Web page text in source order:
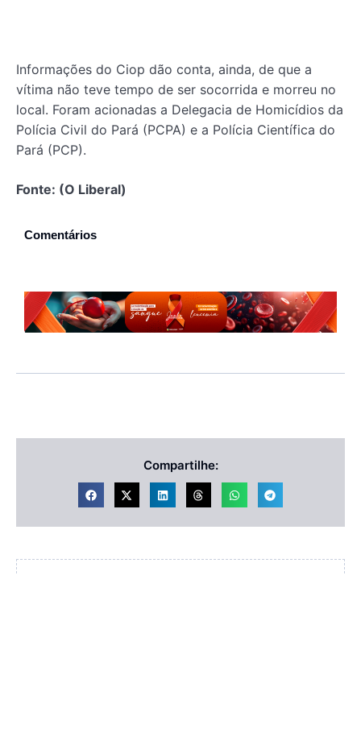
Informações do Ciop dão conta, ainda, de que a
vítima não teve tempo de ser socorrida e morreu no
local. Foram acionadas a Delegacia de Homicídios da
Polícia Civil do Pará (PCPA) e a Polícia Científica do
Pará (PCP).
Fonte: (O Liberal)
Comentários
Compartilhe: